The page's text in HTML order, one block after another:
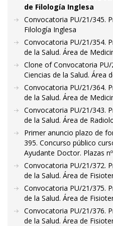
de Filología Inglesa
Convocatoria PU/21/345.
Filología Inglesa
Convocatoria PU/21/354.
de la Salud. Área de
Clone of Convocatoria
Ciencias de la Salud. Área
Convocatoria PU/21/364.
de la Salud. Área de
Convocatoria PU/21/343.
de la Salud. Área de
Primer anuncio plazo de
395. Concurso público
Ayudante Doctor. Plazas
Convocatoria PU/21/372.
de la Salud. Área de
Convocatoria PU/21/375.
de la Salud. Área de
Convocatoria PU/21/376.
de la Salud. Área de